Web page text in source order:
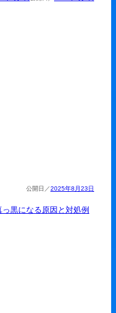
2025年8月23日
黒になる原因と対処例